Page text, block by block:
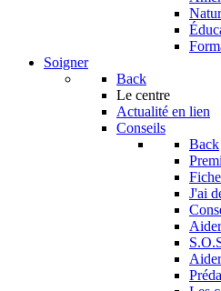
Soigner
Back
Le centre
Actualité en lien
Conseils
Back
J'ai